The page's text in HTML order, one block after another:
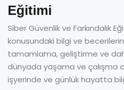
Eğitimi
Siber Güvenlik ve Farkındalık
konusundaki bilgi ve
tamamlama, geliştirme ve
dünyada yaşama ve çalışma
işyerinde ve günlük hayatta